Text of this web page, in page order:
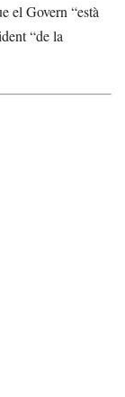
el Govern “està
“de la